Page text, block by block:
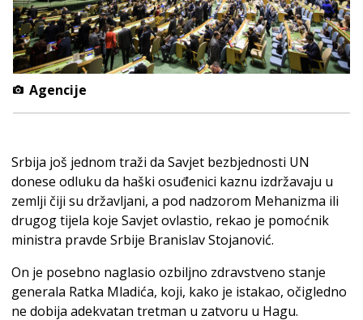
Agencije
Srbija još jednom traži da Savjet bezbjednosti UN
donese odluku da haški osuđenici kaznu izdržavaju u
zemlji čiji su državljani, a pod nadzorom Mehanizma ili
drugog tijela koje Savjet ovlastio, rekao je pomoćnik
ministra pravde Srbije Branislav Stojanović.
On je posebno naglasio ozbiljno zdravstveno stanje
generala Ratka Mladića, koji, kako je istakao, očigledno
ne dobija adekvatan tretman u zatvoru u Hagu.